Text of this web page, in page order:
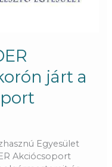
járt a
Egyesület
Akciócsoport